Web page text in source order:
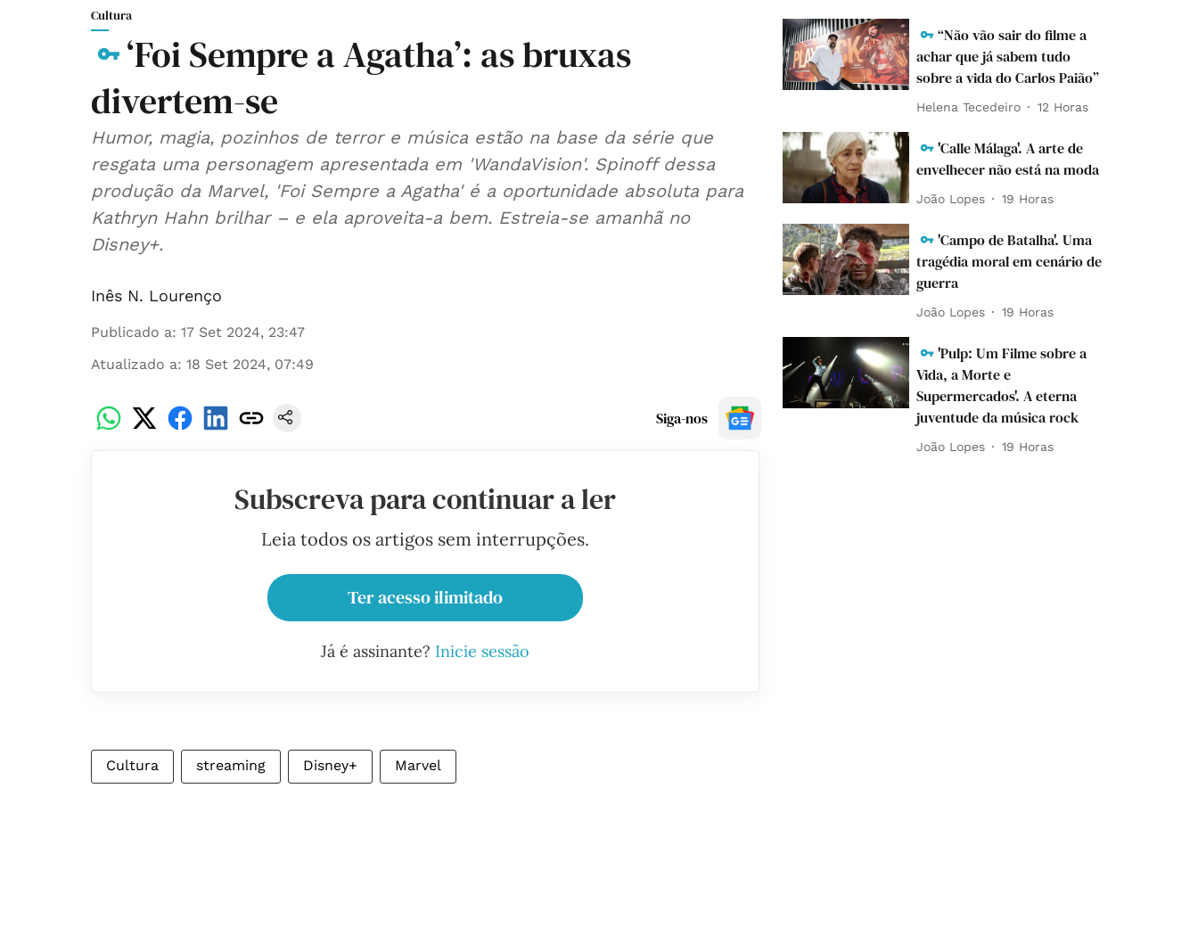
Cultura
‘Foi Sempre a Agatha’: as bruxas
divertem-se
Humor, magia, pozinhos de terror e música estão na base da série que
resgata uma personagem apresentada em 'WandaVision'. Spinoff dessa
produção da Marvel, 'Foi Sempre a Agatha' é a oportunidade absoluta para
Kathryn Hahn brilhar – e ela aproveita-a bem. Estreia-se amanhã no
Disney+.
Inês N. Lourenço
Publicado a: 17 Set 2024, 23:47
Atualizado a: 18 Set 2024, 07:49
Siga-nos
Subscreva para continuar a ler
Leia todos os artigos sem interrupções.
Ter acesso ilimitado
Já é assinante? Inicie sessão
Cultura streaming Disney+ Marvel
“Não vão sair do filme a
achar que já sabem tudo
sobre a vida do Carlos Paião”
Helena Tecedeiro 12 Horas
'Calle Málaga'. A arte de
envelhecer não está na moda
João Lopes 19 Horas
'Campo de Batalha'. Uma
tragédia moral em cenário de
guerra
João Lopes 19 Horas
'Pulp: Um Filme sobre a
Vida, a Morte e
Supermercados'. A eterna
juventude da música rock
João Lopes 19 Horas